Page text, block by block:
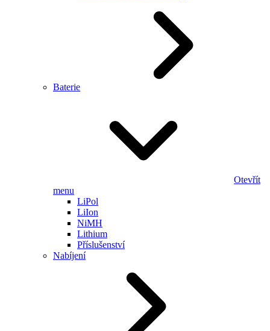
Baterie
Otevřít
menu
LiPol
LiIon
NiMH
Lithium
Příslušenství
Nabíjení